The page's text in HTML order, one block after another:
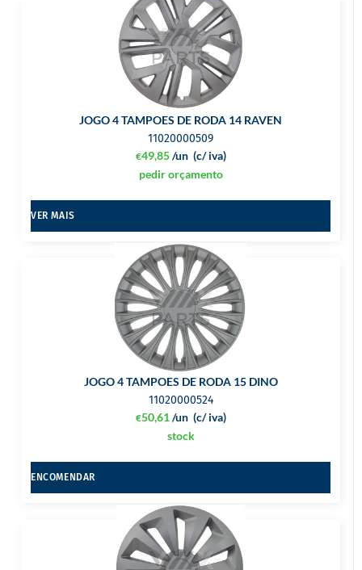
JOGO 4 TAMPOES DE RODA 14 RAVEN
11020000509
€49,85 (c/ iva)
/un
pedir orçamento
VER MAIS
JOGO 4 TAMPOES DE RODA 15 DINO
11020000524
€50,61 (c/ iva)
/un
stock
ENCOMENDAR